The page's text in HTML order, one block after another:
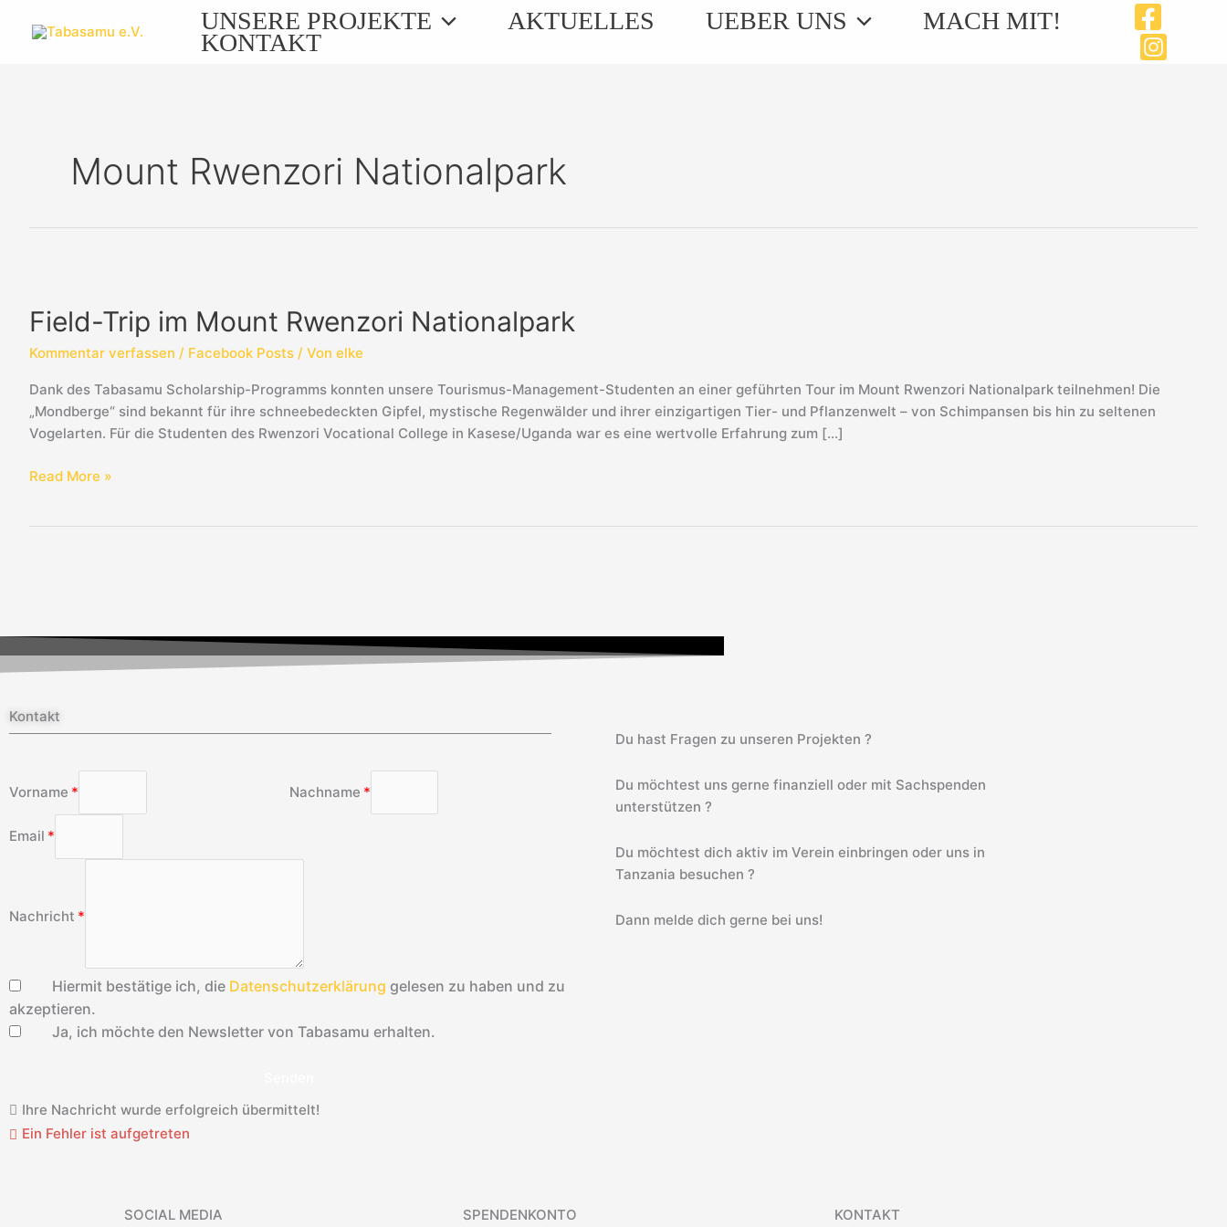
Inhalt
UNSERE PROJEKTE AKTUELLES UEBER UNS MACH MIT!
KONTAKT
Mount Rwenzori Nationalpark
Field-Trip im Mount Rwenzori Nationalpark
Kommentar verfassen / Facebook Posts / Von elke
Dank des Tabasamu Scholarship-Programms konnten unsere Tourismus-Management-Studenten an einer geführten Tour im Mount Rwenzori Nationalpark teilnehmen! Die
„Mondberge“ sind bekannt für ihre schneebedeckten Gipfel, mystische Regenwälder und ihrer einzigartigen Tier- und Pflanzenwelt – von Schimpansen bis hin zu seltenen
Vogelarten. Für die Studenten des Rwenzori Vocational College in Kasese/Uganda war es eine wertvolle Erfahrung zum […]
im
Mount
Rwenzori
Nationalpark
Read More »
Kontakt
Vorname Nachname
Email
Nachricht
Hiermit bestätige ich, die Datenschutzerklärung gelesen zu haben und zu
akzeptieren.
Ja, ich möchte den Newsletter von Tabasamu erhalten.
Ihre Nachricht wurde erfolgreich übermittelt!
Ein Fehler ist aufgetreten
Du hast Fragen zu unseren Projekten ?
Du möchtest uns gerne finanziell oder mit Sachspenden
unterstützen ?
Du möchtest dich aktiv im Verein einbringen oder uns in
Tanzania besuchen ?
Dann melde dich gerne bei uns!
SOCIAL MEDIA SPENDENKONTO KONTAKT